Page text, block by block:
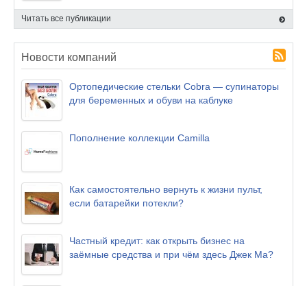
Читать все публикации
Новости компаний
Ортопедические стельки Cobra — супинаторы
для беременных и обуви на каблуке
Пополнение коллекции Camilla
Как самостоятельно вернуть к жизни пульт,
если батарейки потекли?
Частный кредит: как открыть бизнес на
заёмные средства и при чём здесь Джек Ма?